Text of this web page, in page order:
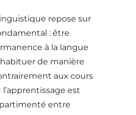
repose sur
: être
à la langue
habituer de manière
aux cours
l’apprentissage est
entre